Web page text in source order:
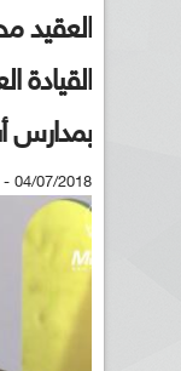
العقيد
القيادة
بمدارس
04/07/2018 - 15:24